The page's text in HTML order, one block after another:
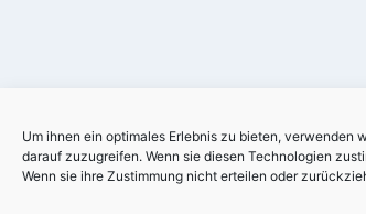
Um ihnen ein optimales Erlebnis zu bieten,
darauf zuzugreifen. Wenn sie diesen Technologien
Wenn sie ihre Zustimmung nicht erteilen oder